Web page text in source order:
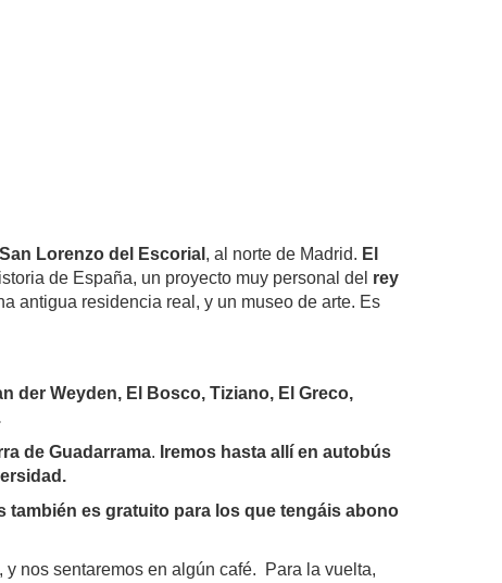
Lorenzo del Escorial , al norte de Madrid. El
de España, un proyecto muy personal del rey
antigua residencia real, y un museo de arte. Es
der Weyden, El Bosco, Tiziano, El Greco,
de Guadarrama. Iremos hasta allí en autobús
también es gratuito para los que tengáis abono
nos sentaremos en algún café. Para la vuelta,